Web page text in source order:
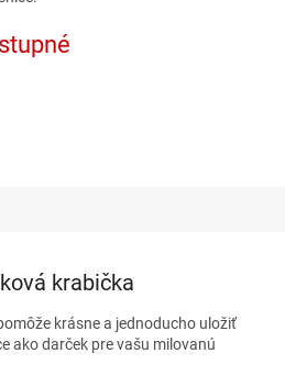
krabička
krásne a jednoducho uložiť
ako darček pre vašu milovanú